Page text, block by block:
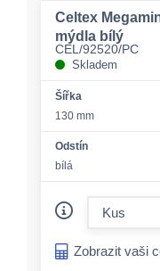
Celtex
mýdla bílý
CEL/92520/PC
Skladem
Šířka
130 mm
Odstín
bílá
Zobrazit vaši